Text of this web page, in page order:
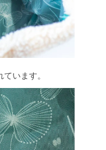
います。